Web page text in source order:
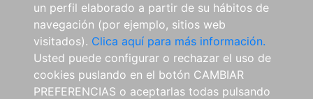
un perfil elaborado a partir de su hábitos de
navegación (por ejemplo, sitios web
visitados). Clica aquí para más información.
Usted puede configurar o rechazar el uso de
cookies puslando en el botón CAMBIAR
PREFERENCIAS o aceptarlas todas pulsando